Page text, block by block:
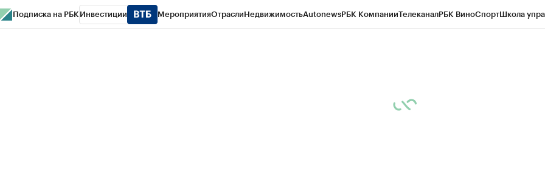
Подписка на РБК Инвестиции МероприятияОтраслиНедвижимостьAutonewsРБК КомпанииТелеканалРБК ВиноСпортШкола